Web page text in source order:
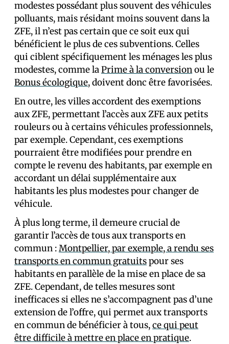
modestes possédant plus souvent des véhicules
polluants, mais résidant moins souvent dans la
ZFE, il n’est pas certain que ce soit eux qui
bénéficient le plus de ces subventions. Celles
qui ciblent spécifiquement les ménages les plus
modestes, comme laPrime à la conversionou le
Bonus écologique, doivent donc être favorisées.
En outre, les villes accordent des exemptions
aux ZFE, permettant l’accès aux ZFE aux petits
rouleurs ou à certains véhicules professionnels,
par exemple. Cependant, ces exemptions
pourraient être modifiées pour prendre en
compte le revenu des habitants, par exemple en
accordant un délai supplémentaire aux
habitants les plus modestes pour changer de
véhicule.
À plus long terme, il demeure crucial de
garantir l’accès de tous aux transports en
commun :Montpellier, par exemple, a rendu ses
transports en commun gratuitspour ses
habitants en parallèle de la mise en place de sa
ZFE. Cependant, de telles mesures sont
inefficaces si elles ne s’accompagnent pas d’une
extension de l’offre, qui permet aux transports
en commun de bénéficier à tous,ce qui peut
être difficile à mettre en place en pratique.